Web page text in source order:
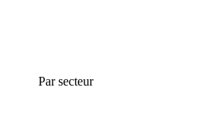
Par secteur